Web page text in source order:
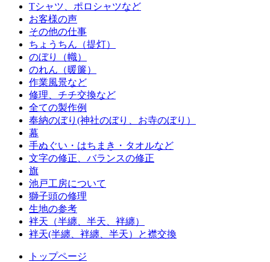
Tシャツ、ポロシャツなど
お客様の声
その他の仕事
ちょうちん（提灯）
のぼり（幟）
のれん（暖簾）
作業風景など
修理、チチ交換など
全ての製作例
奉納のぼり(神社のぼり、お寺のぼり）
幕
手ぬぐい・はちまき・タオルなど
文字の修正、バランスの修正
旗
池戸工房について
獅子頭の修理
生地の参考
袢天（半纏、半天、袢纏）
袢天(半纏、袢纏、半天）と襟交換
トップページ